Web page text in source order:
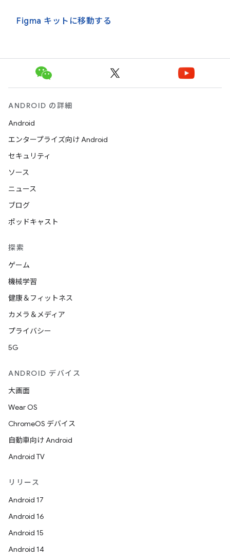
Figma キットに移動する
ANDROID の詳細
Android
エンタープライズ向け Android
セキュリティ
ソース
ニュース
ブログ
ポッドキャスト
探索
ゲーム
機械学習
健康＆フィットネス
カメラ＆メディア
プライバシー
5G
ANDROID デバイス
大画面
Wear OS
ChromeOS デバイス
自動車向け Android
Android TV
リリース
Android 17
Android 16
Android 15
Android 14